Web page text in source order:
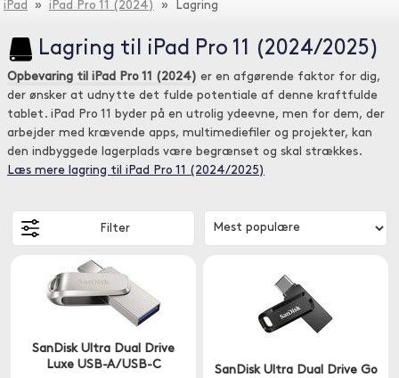
iPad » iPad Pro 11 (2024) » Lagring
Lagring til iPad Pro 11 (2024/2025)
Opbevaring til iPad Pro 11 (2024) er en afgørende faktor for dig,
der ønsker at udnytte det fulde potentiale af denne kraftfulde
tablet. iPad Pro 11 byder på en utrolig ydeevne, men for dem, der
arbejder med krævende apps, multimediefiler og projekter, kan
den indbyggede lagerplads være begrænset og skal strækkes.
Læs mere lagring til iPad Pro 11 (2024/2025)
Filter
SanDisk Ultra Dual Drive
Luxe USB-A/USB-C
SanDisk Ultra Dual Drive Go